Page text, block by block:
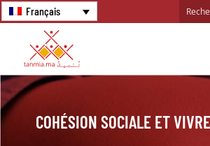
Français
COHÉSION SOCIALE ET